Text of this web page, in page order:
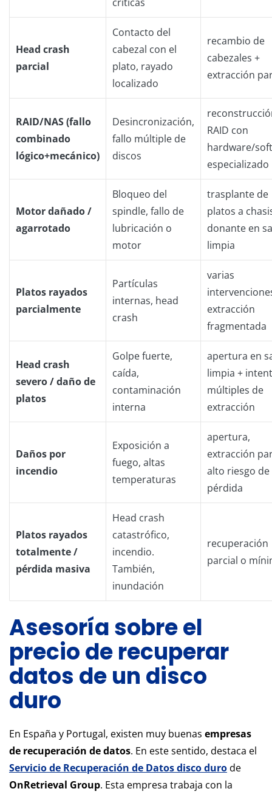
Head crash
parcial
Contacto del
cabezal con el
plato, rayado
localizado
recambio de
cabezales +
extracción
RAID/NAS (fallo
combinado
lógico+mecánico)
Desincronización,
fallo múltiple de
discos
RAID con
hardware/
especializado
Motor dañado /
agarrotado
Bloqueo del
spindle, fallo de
lubricación o
motor
trasplante de
platos a
donante en
limpia
Platos rayados
parcialmente
Partículas
internas, head
crash
varias
extracción
fragmentada
Head crash
severo / daño de
platos
Golpe fuerte,
caída,
contaminación
interna
apertura en
limpia +
múltiples de
extracción
Daños por
incendio
Exposición a
fuego, altas
temperaturas
apertura,
extracción
alto riesgo de
pérdida
Platos rayados
totalmente /
pérdida masiva
Head crash
catastrófico,
incendio.
También,
inundación
recuperación
parcial o
Asesoría sobre el
precio de recuperar
datos de un disco
duro
En España y Portugal, existen muy buenas empresas
de recuperación de datos. En este sentido, destaca el
Servicio de Recuperación de Datos disco durode
OnRetrieval Group. Esta empresa trabaja con la